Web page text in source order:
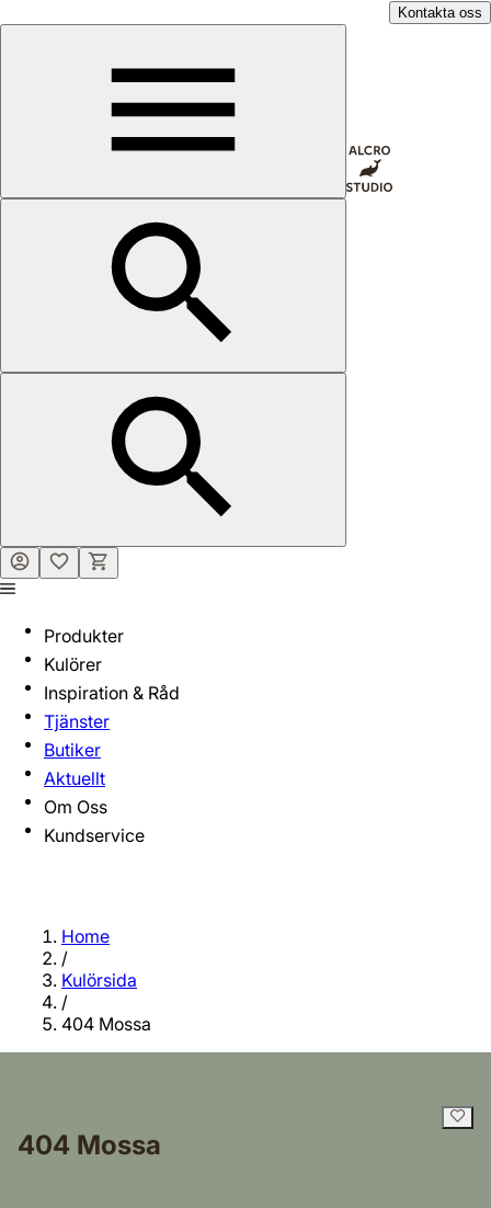
Kontakta oss
Produkter
Kulörer
Inspiration & Råd
Tjänster
Butiker
Aktuellt
Om Oss
Kundservice
Home
/
Kulörsida
/
404 Mossa
404 Mossa